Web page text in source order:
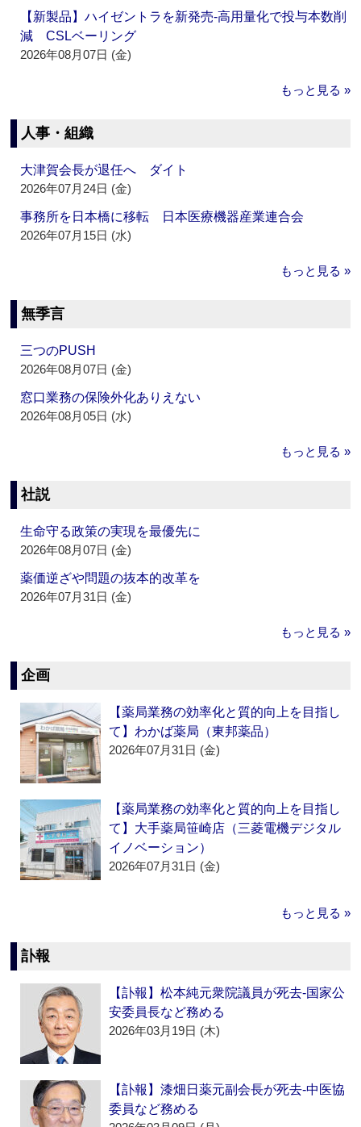
【新製品】ハイゼントラを新発売‐高用量化で投与本数削
減 CSLベーリング
2026年08月07日 (金)
もっと見る »
人事・組織
大津賀会長が退任へ ダイト
2026年07月24日 (金)
事務所を日本橋に移転 日本医療機器産業連合会
2026年07月15日 (水)
もっと見る »
無季言
三つのPUSH
2026年08月07日 (金)
窓口業務の保険外化ありえない
2026年08月05日 (水)
もっと見る »
社説
生命守る政策の実現を最優先に
2026年08月07日 (金)
薬価逆ざや問題の抜本的改革を
2026年07月31日 (金)
もっと見る »
企画
【薬局業務の効率化と質的向上を目指し
て】わかば薬局（東邦薬品）
2026年07月31日 (金)
【薬局業務の効率化と質的向上を目指し
て】大手薬局笹崎店（三菱電機デジタル
イノベーション）
2026年07月31日 (金)
もっと見る »
訃報
【訃報】松本純元衆院議員が死去‐国家公
安委員長など務める
2026年03月19日 (木)
【訃報】漆畑日薬元副会長が死去‐中医協
委員など務める